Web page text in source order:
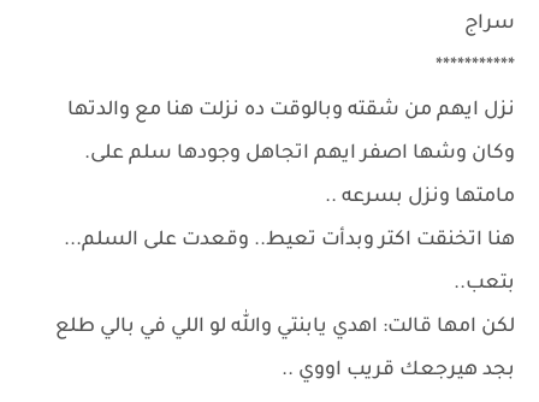
سراج
***********
نزل ايهم من شقته وبالوقت ده نزلت هنا مع والدتها
وكان وشها اصفر ايهم اتجاهل وجودها سلم على.
مامتها ونزل بسرعه ..
هنا اتخنقت اكتر وبدأت تعيط.. وقعدت على السلم...
بتعب..
لكن امها قالت: اهدي يابنتي والله لو اللي في بالي طلع
بجد هيرجعك قريب اووي ..